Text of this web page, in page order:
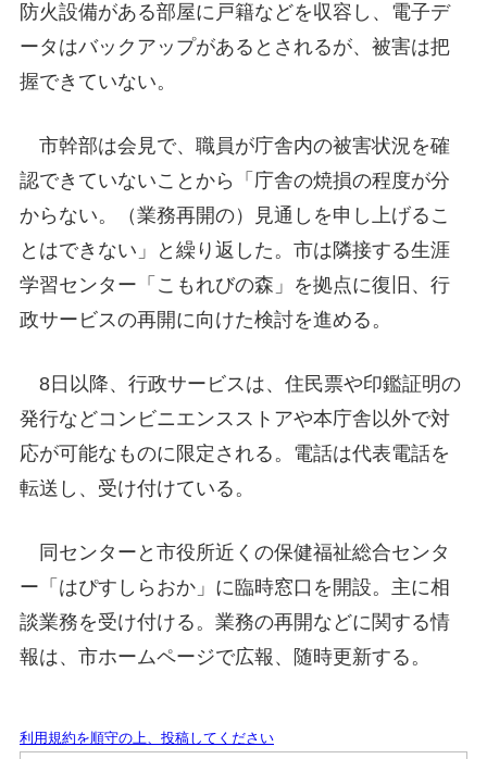
防火設備がある部屋に戸籍などを収容し、電子デ
ータはバックアップがあるとされるが、被害は把
握できていない。
市幹部は会見で、職員が庁舎内の被害状況を確
認できていないことから「庁舎の焼損の程度が分
からない。（業務再開の）見通しを申し上げるこ
とはできない」と繰り返した。市は隣接する生涯
学習センター「こもれびの森」を拠点に復旧、行
政サービスの再開に向けた検討を進める。
8日以降、行政サービスは、住民票や印鑑証明の
発行などコンビニエンスストアや本庁舎以外で対
応が可能なものに限定される。電話は代表電話を
転送し、受け付けている。
同センターと市役所近くの保健福祉総合センタ
ー「はぴすしらおか」に臨時窓口を開設。主に相
談業務を受け付ける。業務の再開などに関する情
報は、市ホームページで広報、随時更新する。